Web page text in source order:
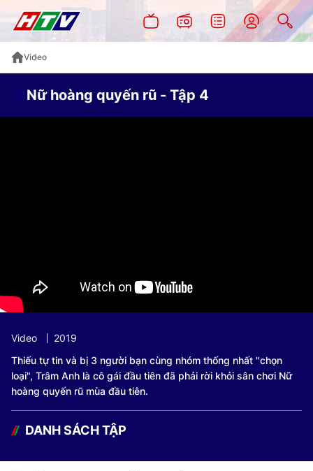
Video
Nữ hoàng quyến rũ - Tập 4
Video
2019
Thiếu tự tin và bị 3 người bạn cùng nhóm thống nhất "chọn
loại", Trâm Anh là cô gái đầu tiên đã phải rời khỏi sân chơi Nữ
hoàng quyến rũ mùa đầu tiên.
DANH SÁCH TẬP